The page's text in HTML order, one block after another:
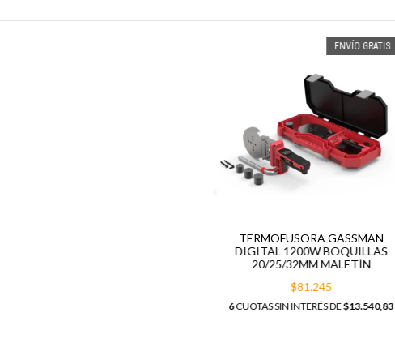
ENVÍO GRATIS
TERMOFUSORA GASSMAN
DIGITAL 1200W BOQUILLAS
20/25/32MM MALETÍN
$81.245
6CUOTAS SIN INTERÉS DE$13.540,83